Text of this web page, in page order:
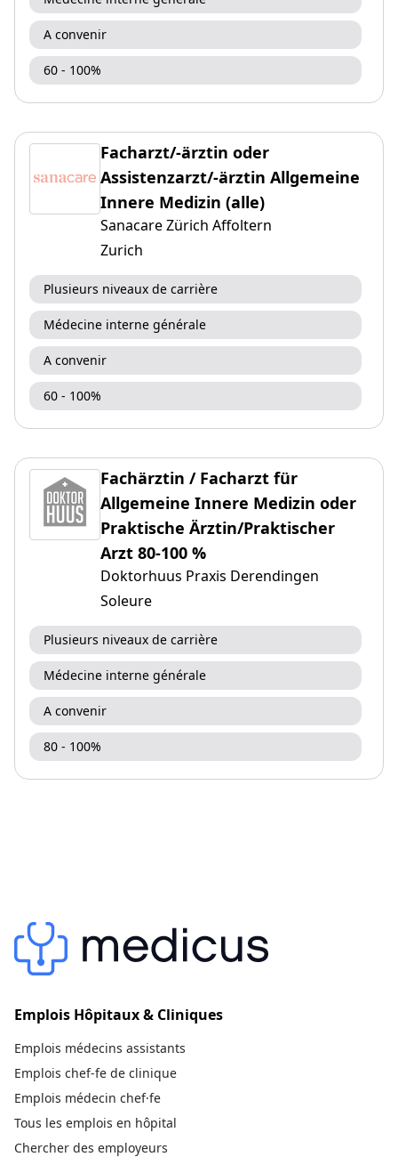
A convenir
60 - 100%
Facharzt/-ärztin oder
Assistenzarzt/-ärztin Allgemeine
Innere Medizin (alle)
Sanacare Zürich Affoltern
Zurich
Plusieurs niveaux de carrière
Médecine interne générale
A convenir
60 - 100%
Fachärztin / Facharzt für
Allgemeine Innere Medizin oder
Praktische Ärztin/Praktischer
Arzt 80-100 %
Doktorhuus Praxis Derendingen
Soleure
Plusieurs niveaux de carrière
Médecine interne générale
A convenir
80 - 100%
Emplois Hôpitaux & Cliniques
Emplois médecins assistants
Emplois chef-fe de clinique
Emplois médecin chef·fe
Tous les emplois en hôpital
Chercher des employeurs